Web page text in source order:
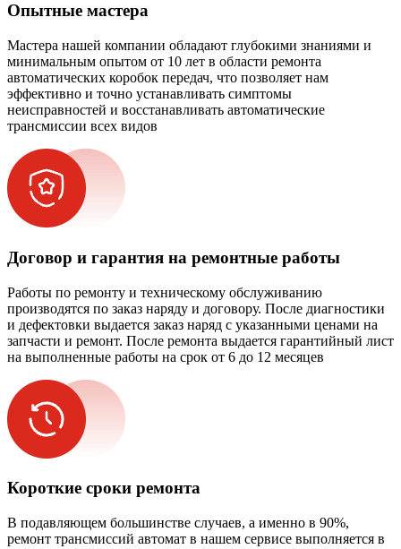
Опытные мастера
Мастера нашей компании обладают глубокими знаниями и
минимальным опытом от 10 лет в области ремонта
автоматических коробок передач, что позволяет нам
эффективно и точно устанавливать симптомы
неисправностей и восстанавливать автоматические
трансмиссии всех видов
Договор и гарантия на ремонтные работы
Работы по ремонту и техническому обслуживанию
производятся по заказ наряду и договору. После диагностики
и дефектовки выдается заказ наряд с указанными ценами на
запчасти и ремонт. После ремонта выдается гарантийный лист
на выполненные работы на срок от 6 до 12 месяцев
Короткие сроки ремонта
В подавляющем большинстве случаев, а именно в 90%,
ремонт трансмиссий автомат в нашем сервисе выполняется в